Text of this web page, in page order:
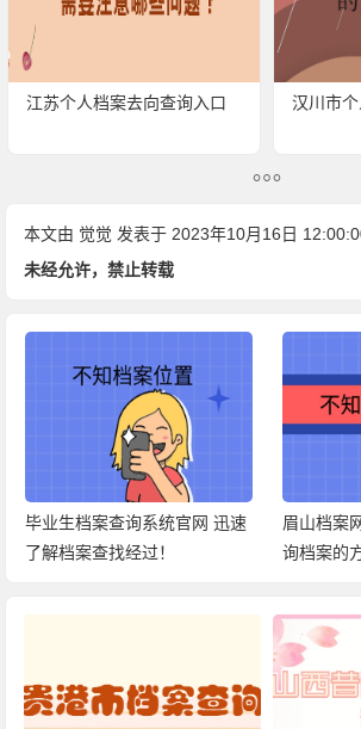
江苏个人档案去向查询入口 汉川市
本文由 觉觉 发表于 2023年10月16日
未经允许，禁止转载
毕业生档案查询系统官网 迅速
了解档案查找经过！
眉山档案
询档案的